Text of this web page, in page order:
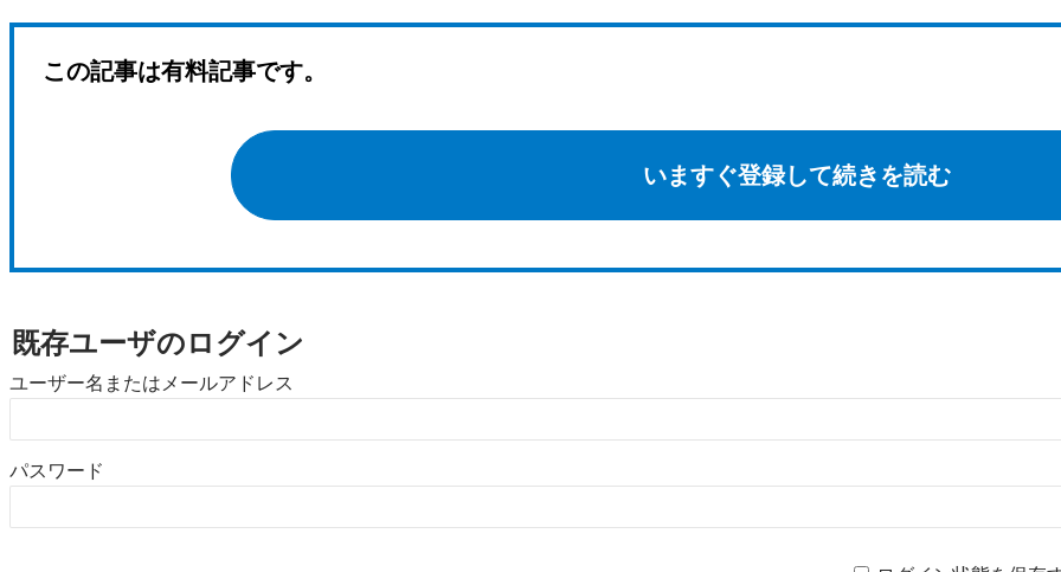
この記事は有料記事です。
いますぐ登録して続きを読む
既存ユーザのログイン
ユーザー名またはメールアドレス
パスワード